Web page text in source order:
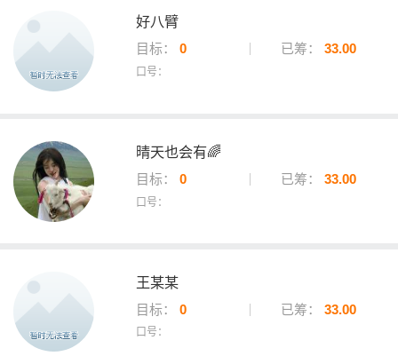
好八臂
目标： 0 已筹： 33.00
口号：
晴天也会有🌈
目标： 0 已筹： 33.00
口号：
王某某
目标： 0 已筹： 33.00
口号：